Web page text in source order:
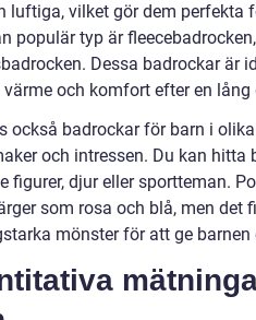
luftiga, vilket gör dem perfekta
populär typ är
Dessa badrockar är
värme och komfort efter en
också badrockar för barn i
och intressen. Du kan
figurer, djur eller sportteman.
som rosa och blå, men det
mönster för att ge